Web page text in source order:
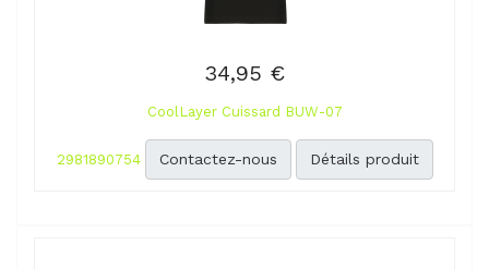
34,95 €
CoolLayer Cuissard BUW-07
2981890754 Contactez-nous Détails produit